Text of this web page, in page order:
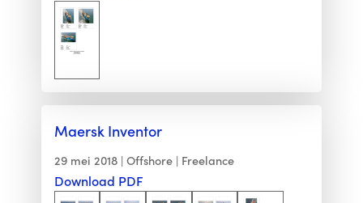
Maersk Inventor
29 mei 2018 Offshore Freelance
Download PDF